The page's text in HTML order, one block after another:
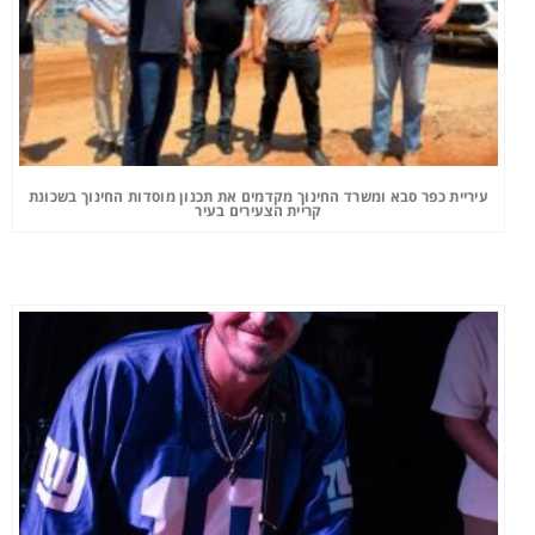
עיריית כפר סבא ומשרד החינוך מקדמים את תכנון מוסדות החינוך בשכונת
קריית הצעירים בעיר